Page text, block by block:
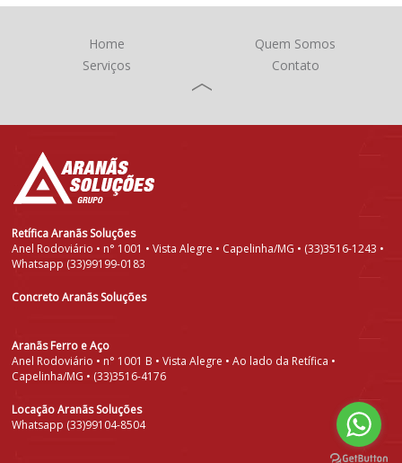
Home
Quem Somos
Serviços
Contato
Retífica Aranãs Soluções
Anel Rodoviário • n° 1001 • Vista Alegre • Capelinha/MG • (33)3516-1243 •
Whatsapp (33)99199-0183
Concreto Aranãs Soluções
Aranãs Ferro e Aço
Anel Rodoviário • n° 1001 B • Vista Alegre • Ao lado da Retífica •
Capelinha/MG • (33)3516-4176
Locação Aranãs Soluções
Whatsapp (33)99104-8504